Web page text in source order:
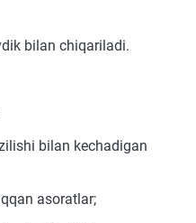
bilan chiqariladi.
bilan kechadigan
asoratlar;